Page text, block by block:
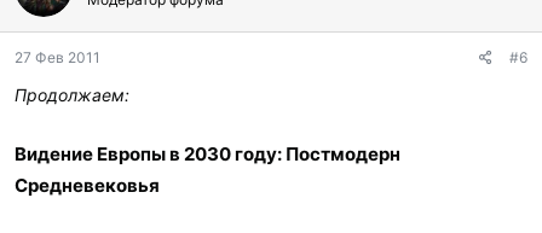
о
а
и
и
27 Фев 2011 #6
Продолжаем:
Видение Европы в 2030 году: Постмодерн
Средневековья